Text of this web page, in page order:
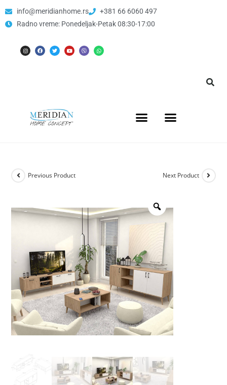
info@meridianhome.rs
+381 66 6060 497
Radno vreme: Ponedeljak-Petak 08:30-17:00
Previous Product Next Product